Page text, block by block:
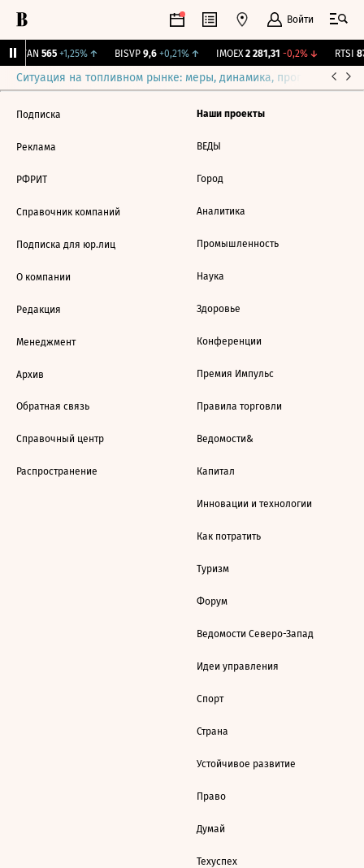
Войти
AVAN 565 +1,25%↑ BISVP 9,6 +0,21%↑ IMOEX 2 281,31 -0,2%↓ RTSI
Ситуация на топливном рынке: меры, динамика, прогнозы
Подписка
Реклама
РФРИТ
Справочник компаний
Подписка для юр.лиц
О компании
Редакция
Менеджмент
Архив
Обратная связь
Справочный центр
Распространение
Наши проекты
ВЕДЫ
Город
Аналитика
Промышленность
Наука
Здоровье
Конференции
Премия Импульс
Правила торговли
Ведомости&
Капитал
Инновации и технологии
Как потратить
Туризм
Форум
Ведомости Северо-Запад
Идеи управления
Спорт
Страна
Устойчивое развитие
Право
Думай
Техуспех